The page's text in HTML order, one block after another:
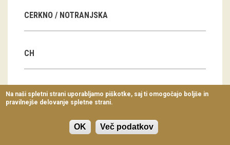
dogodki
Predavanja
Delavnice
Vodeni ogledi
CERKNO / NOTRANJSKA
CH
CN
Na naši spletni strani uporabljamo piškotke, saj ti omogočajo boljše in
pravilnejše delovanje spletne strani.
OK Več podatkov